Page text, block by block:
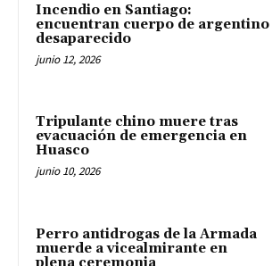
Incendio en Santiago:
encuentran cuerpo de argentino
desaparecido
junio 12, 2026
Tripulante chino muere tras
evacuación de emergencia en
Huasco
junio 10, 2026
Perro antidrogas de la Armada
muerde a vicealmirante en